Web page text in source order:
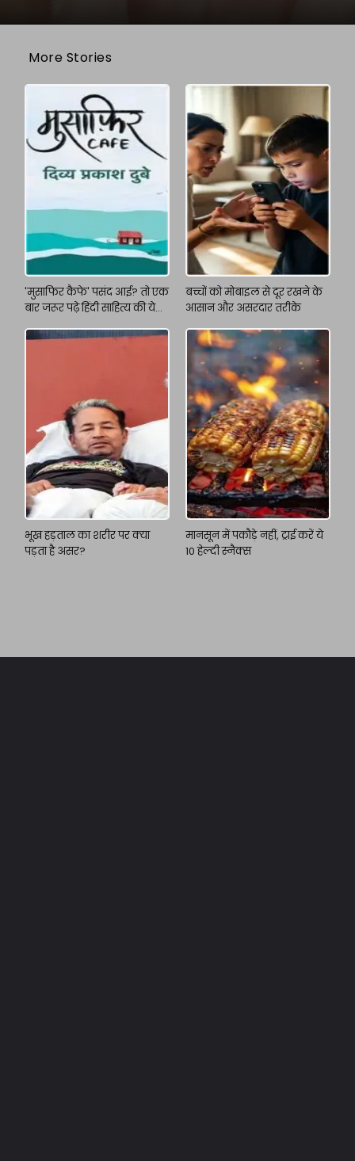
More Stories
'मुसाफिर कैफे' पसंद आई? तो एक
बार जरूर पढ़े हिंदी साहित्य की ये
बच्चों को मोबाइल से दूर रखने के
आसान और असरदार तरीके
भूख हड़ताल का शरीर पर क्या
पड़ता है असर?
मानसून में पकौड़े नहीं, ट्राई करें ये
10 हेल्दी स्नैक्स